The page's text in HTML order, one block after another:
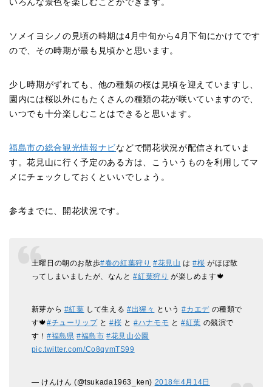
いろんな景色を楽しむことができます。
ソメイヨシノの見頃の時期は4月中旬から4月下旬にかけてです
ので、その時期が最も見頃かと思います。
少し時期がずれても、他の種類の桜は見頃を迎えていますし、
園内には桜以外にもたくさんの種類の花が咲いていますので、
いつでも十分楽しむことはできると思います。
福島市の総合観光情報ナビなどで開花状況が配信されていま
す。花見山に行く予定のある方は、こういうものを利用してマ
メにチェックしておくといいでしょう。
参考までに、開花状況です。
土曜日の朝のお散歩#春の紅葉狩り #花見山 は#桜 がほぼ散
ってしまいましたが、なんと#紅葉狩り が楽しめます🍁
新芽から #紅葉 して生える #出猩々 という#カエデの種類で
す🍁#チューリップと#桜 と#ハナモモ と#紅葉 の競演で
す！ #福島県 #福島市 #花見山公園
pic.twitter.com/Co8qvmTS99
— けんけん (@tsukada1963_ken) 2018年4月14日